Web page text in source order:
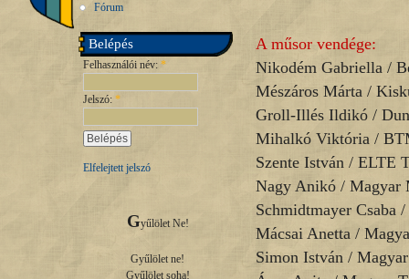
Fórum
Belépés
Felhasználói név: *
Jelszó: *
Elfelejtett jelszó
Gyűlölet Ne!
Gyűlölet ne!
Gyűlölet soha!
A műsor vendége:
Nikodém Gabriella /
Mészáros Márta /
Groll-Illés Ildikó /
Mihalkó Viktória /
Szente István / ELTE
Nagy Anikó / Magyar
Schmidtmayer Csaba
Mácsai Anetta /
Simon István /